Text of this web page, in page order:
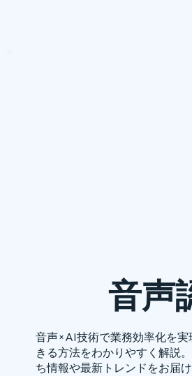
音声
音声×AI技術で業務効率化を
きる方法をわかりやすく解説
ち情報や最新トレンドをお届け